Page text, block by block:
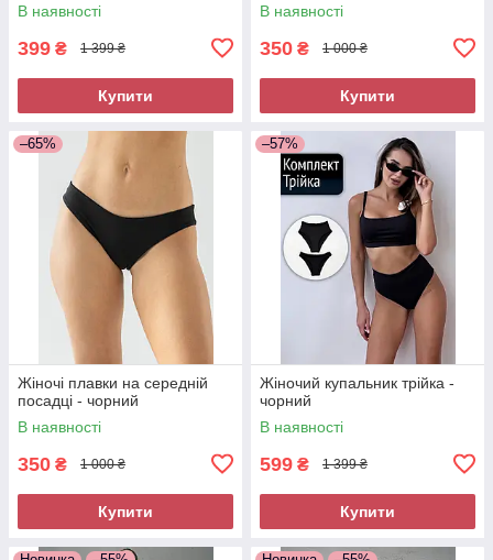
В наявності
399 ₴ 1 399 ₴
Купити
В наявності
350 ₴ 1 000 ₴
Купити
–65%
Жіночі плавки на середній
посадці - чорний
В наявності
350 ₴ 1 000 ₴
Купити
–57%
Жіночий купальник трійка -
чорний
В наявності
599 ₴ 1 399 ₴
Купити